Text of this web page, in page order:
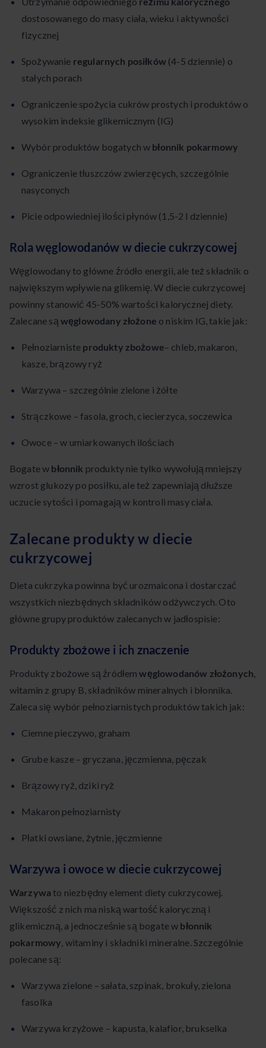
dostosowanego do masy ciała, wieku i aktywności
fizycznej
Spożywanie regularnych posiłków (4-5 dziennie) o
stałych porach
Ograniczenie spożycia cukrów prostych i produktów o
wysokim indeksie glikemicznym (IG)
Wybór produktów bogatych w błonnik pokarmowy
Ograniczenie tłuszczów zwierzęcych, szczególnie
nasyconych
Picie odpowiedniej ilości płynów (1,5-2 l dziennie)
Rola węglowodanów w diecie cukrzycowej
Węglowodany to główne źródło energii, ale też składnik o
największym wpływie na glikemię. W diecie cukrzycowej
powinny stanowić 45-50% wartości kalorycznej diety.
Zalecane są węglowodany złożone o niskim IG, takie jak:
Pełnoziarniste produkty zbożowe– chleb, makaron,
kasze, brązowy ryż
Warzywa – szczególnie zielone i żółte
Strączkowe – fasola, groch, ciecierzyca, soczewica
Owoce – w umiarkowanych ilościach
Bogate w błonnik produkty nie tylko wywołują mniejszy
wzrost glukozy po posiłku, ale też zapewniają dłuższe
uczucie sytości i pomagają w kontroli masy ciała.
Zalecane produkty w diecie
cukrzycowej
Dieta cukrzyka powinna być urozmaicona i dostarczać
wszystkich niezbędnych składników odżywczych. Oto
główne grupy produktów zalecanych w jadłospisie:
Produkty zbożowe i ich znaczenie
Produkty zbożowe są źródłemwęglowodanów złożonych,
witamin z grupy B, składników mineralnych i błonnika.
Zaleca się wybór pełnoziarnistych produktów takich jak:
Ciemne pieczywo, graham
Grube kasze – gryczana, jęczmienna, pęczak
Brązowy ryż, dziki ryż
Makaron pełnoziarnisty
Płatki owsiane, żytnie, jęczmienne
Warzywa i owoce w diecie cukrzycowej
Warzywato niezbędny element diety cukrzycowej.
Większość z nich ma niską wartość kaloryczną i
glikemiczną, a jednocześnie są bogate w błonnik
pokarmowy, witaminy i składniki mineralne. Szczególnie
polecane są:
Warzywa zielone – sałata, szpinak, brokuły, zielona
fasolka
Warzywa krzyżowe – kapusta, kalafior, brukselka